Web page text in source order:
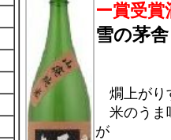
ー賞受賞
雪の茅
燗上がり
米のうま
が